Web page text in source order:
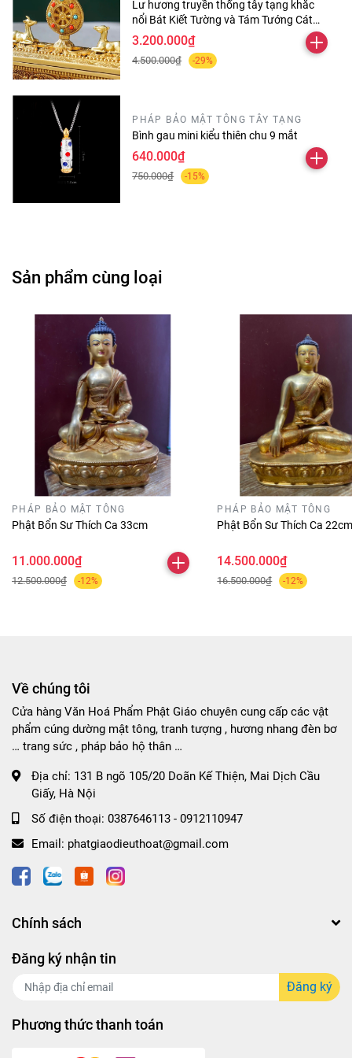
lục về các phép tu học hành trì. Tương truyền
Ngài đản sinh từ hoa sen nơi hồ Liên Hoa, tại
miền linh địa Orgyen (Ô-trượng-na).
Lh: Phật Giáo Diệu Thoát
- ĐC: 131 B ngõ 105/20 doãn kế thiện,
mai dịch, cầu giấy, hà nội
- SĐT:0387646113
Lư hương truyền thống tây tạng khắc
nổi Bát Kiết Tường và Tám Tướng Cát
Tường
3.200.000₫
4.500.000₫ -29%
PHÁP BẢO MẬT TÔNG TÂY TẠNG
Bình gau mini kiểu thiên chu 9 mắt
640.000₫
750.000₫ -15%
Sản phẩm cùng loại
PHÁP BẢO MẬT TÔNG
Phật Bổn Sư Thích Ca 33cm
11.000.000₫
12.500.000₫ -12%
PHÁP BẢO MẬT TÔNG
Phật Bổn Sư Thích Ca
14.500.000₫
16.500.000₫ -12%
Về chúng tôi
Cửa hàng Văn Hoá Phẩm Phật Giáo chuyên cung cấp các vật
phẩm cúng dường mật tông, tranh tượng , hương nhang đèn bơ
… trang sức , pháp bảo hộ thân …
Địa chỉ: 131 B ngõ 105/20 Doãn Kế Thiện, Mai Dịch Cầu
Giấy, Hà Nội
Số điện thoại: 0387646113 - 0912110947
Email: phatgiaodieuthoat@gmail.com
Chính sách
Đăng ký nhận tin
Đăng ký
Phương thức thanh toán